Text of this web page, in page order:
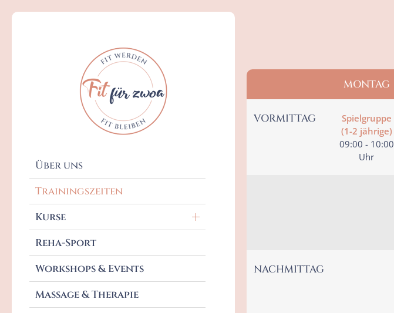
Über uns
Trainingszeiten
Kurse
Reha-Sport
Workshops & Events
Massage & Therapie
MONTAG
VORMITTAG
Spielgruppe
(1-2 jährige)
09:00 - 10:00
Uhr
NACHMITTAG
Bewegungskurse
Babybauch- & Babykurse